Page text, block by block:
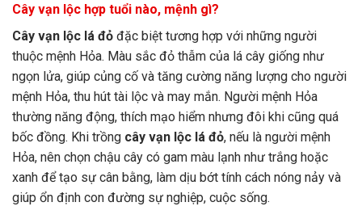
Cây vạn lộc hợp tuổi nào, mệnh gì?
Cây vạn lộc lá đỏ đặc biệt tương hợp với những người
thuộc mệnh Hỏa. Màu sắc đỏ thẫm của lá cây giống như
ngọn lửa, giúp củng cố và tăng cường năng lượng cho người
mệnh Hỏa, thu hút tài lộc và may mắn. Người mệnh Hỏa
thường năng động, thích mạo hiểm nhưng đôi khi cũng quá
bốc đồng. Khi trồng cây vạn lộc lá đỏ, nếu là người mệnh
Hỏa, nên chọn chậu cây có gam màu lạnh như trắng hoặc
xanh để tạo sự cân bằng, làm dịu bớt tính cách nóng nảy và
giúp ổn định con đường sự nghiệp, cuộc sống.